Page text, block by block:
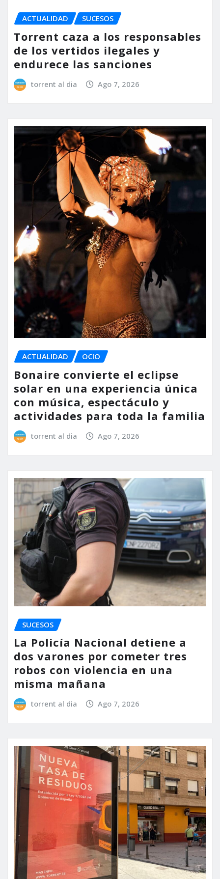
ACTUALIDAD SUCESOS
Torrent caza a los responsables
de los vertidos ilegales y
endurece las sanciones
torrent al dia Ago 7, 2026
ACTUALIDAD OCIO
Bonaire convierte el eclipse
solar en una experiencia única
con música, espectáculo y
actividades para toda la familia
torrent al dia Ago 7, 2026
SUCESOS
La Policía Nacional detiene a
dos varones por cometer tres
robos con violencia en una
misma mañana
torrent al dia Ago 7, 2026